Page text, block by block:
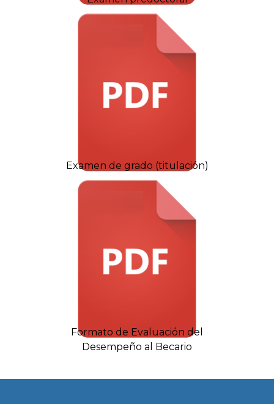
Examen de grado (titulación)
Formato de Evaluación del
Desempeño al Becario